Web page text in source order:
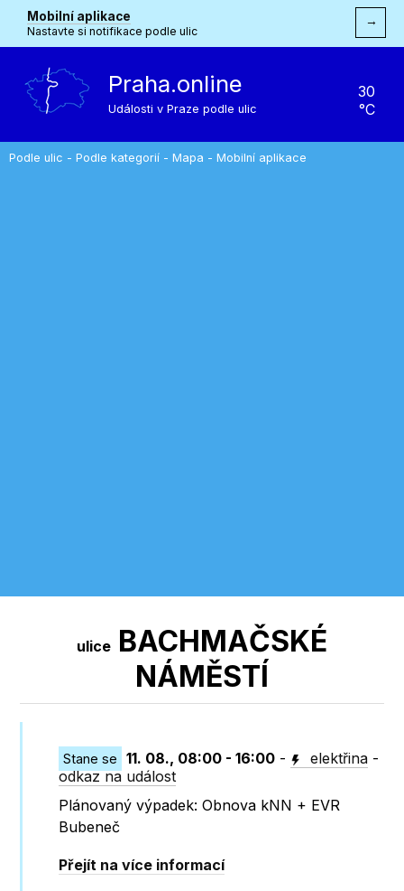
Mobilní aplikace
Nastavte si notifikace podle ulic
→
Praha.online
Události v Praze podle ulic
30
°C
Podle ulic - Podle kategorií - Mapa - Mobilní aplikace
ulice BACHMAČSKÉ
NÁMĚSTÍ
Stane se 11. 08., 08:00 - 16:00 - elektřina -
odkaz na událost
Plánovaný výpadek: Obnova kNN + EVR
Bubeneč
Přejít na více informací